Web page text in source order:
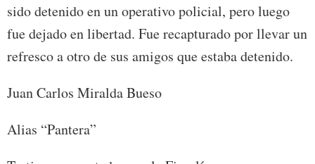
sido detenido en un operativo policial, pero luego
fue dejado en libertad. Fue recapturado por llevar un
refresco a otro de sus amigos que estaba detenido.
Juan Carlos Miralda Bueso
Alias “Pantera”